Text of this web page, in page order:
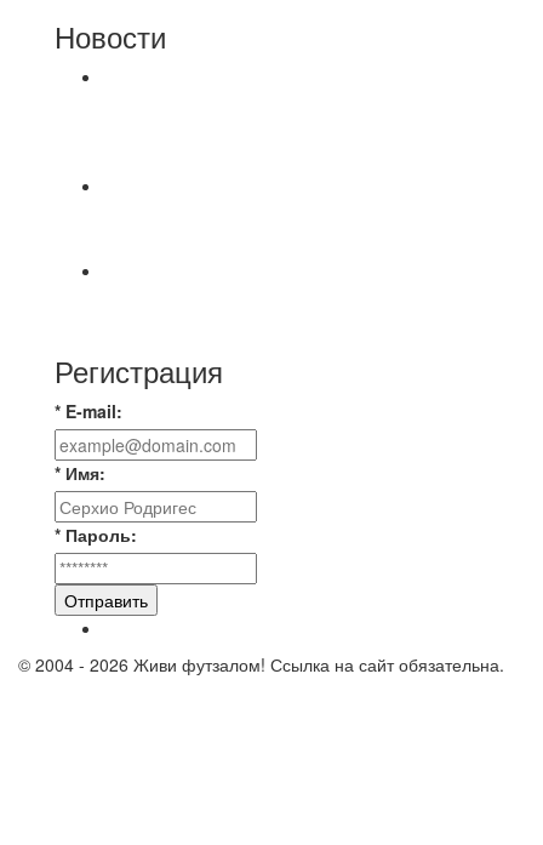
Новости
Регистрация
* E-mail:
* Имя:
* Пароль:
Отправить
© 2004 - 2026 Живи футзалом! Ссылка на сайт обязательна.